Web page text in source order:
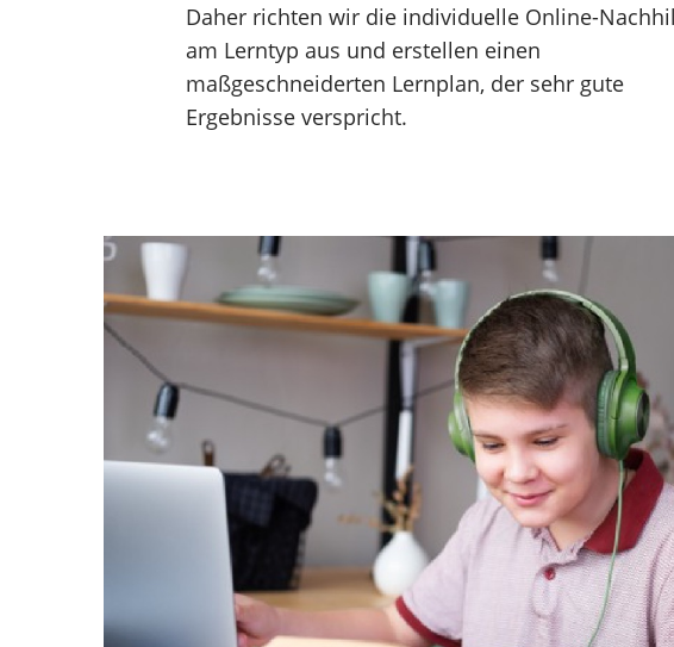
Daher richten wir die individuelle Online-
am Lerntyp aus und erstellen einen
maßgeschneiderten Lernplan, der sehr gute
Ergebnisse verspricht.